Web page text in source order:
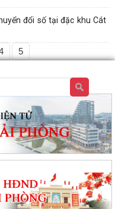
đổi số tại đặc khu Cát
5